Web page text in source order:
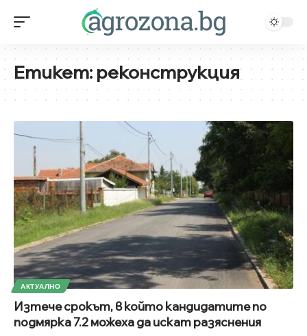
Етикет:реконструкция
АКТУАЛНО
Изтече срокът, в който кандидатите по
подмярка 7.2 можеха да искат разяснения